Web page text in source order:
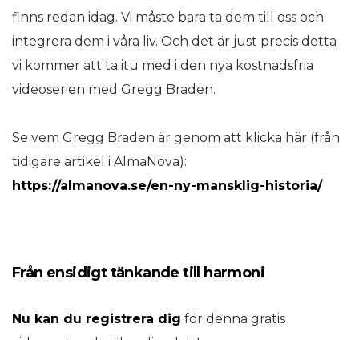
finns redan idag. Vi måste bara ta dem till oss och
integrera dem i våra liv. Och det är just precis detta
vi kommer att ta itu med i den nya kostnadsfria
videoserien med Gregg Braden.
Se vem Gregg Braden är genom att klicka här (från
tidigare artikel i AlmaNova):
https://almanova.se/en-ny-mansklig-historia/
Från ensidigt tänkande till harmoni
Nu kan du registrera dig för denna gratis